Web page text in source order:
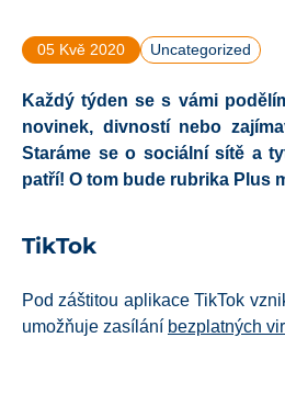
05 Kvě 2020 Uncategorized
Každý týden se s vámi
novinek, divností nebo
Staráme se o sociální sítě a
patří! O tom bude rubrika Plus
TikTok
Pod záštitou aplikace TikTok
umožňuje zasílání bezplatných